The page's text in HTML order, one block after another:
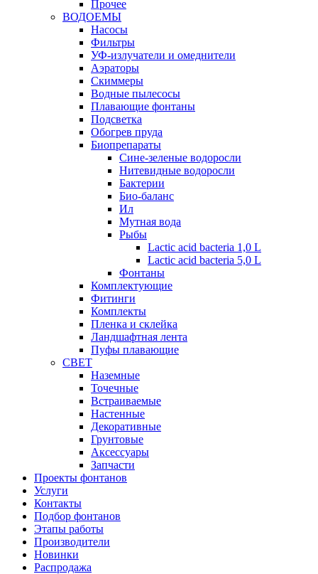
Прочее
ВОДОЕМЫ
Насосы
Фильтры
УФ-излучатели и омеднители
Аэраторы
Cкиммеры
Водные пылесосы
Плавающие фонтаны
Подсветка
Обогрев пруда
Биопрепараты
Сине-зеленые водоросли
Нитевидные водоросли
Бактерии
Био-баланс
Ил
Мутная вода
Рыбы
Lactic acid bacteria 1,0 L
Lactic acid bacteria 5,0 L
Фонтаны
Комплектующие
Фитинги
Комплекты
Пленка и склейка
Ландшафтная лента
Пуфы плавающие
СВЕТ
Наземные
Точечные
Встраиваемые
Настенные
Декоративные
Грунтовые
Аксессуары
Запчасти
Проекты фонтанов
Услуги
Контакты
Подбор фонтанов
Этапы работы
Производители
Новинки
Распродажа